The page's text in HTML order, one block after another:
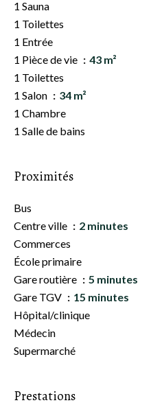
1 Sauna
1 Toilettes
1 Entrée
1 Pièce de vie
43 m²
1 Toilettes
1 Salon
34 m²
1 Chambre
1 Salle de bains
Proximités
Bus
Centre ville
2 minutes
Commerces
École primaire
Gare routière
5 minutes
Gare TGV
15 minutes
Hôpital/clinique
Médecin
Supermarché
Prestations